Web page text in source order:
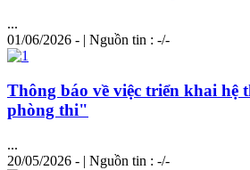
...
01/06/2026 - | Nguồn tin : -/-
Thông báo về việc triển khai hệ
phòng thi"
...
20/05/2026 - | Nguồn tin : -/-